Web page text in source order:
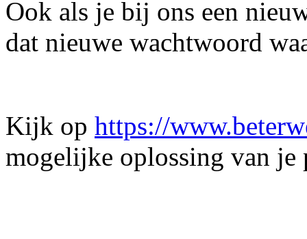
Ook als je bij ons een
dat nieuwe wachtwoord
Kijk op https://
mogelijke oplossing van je